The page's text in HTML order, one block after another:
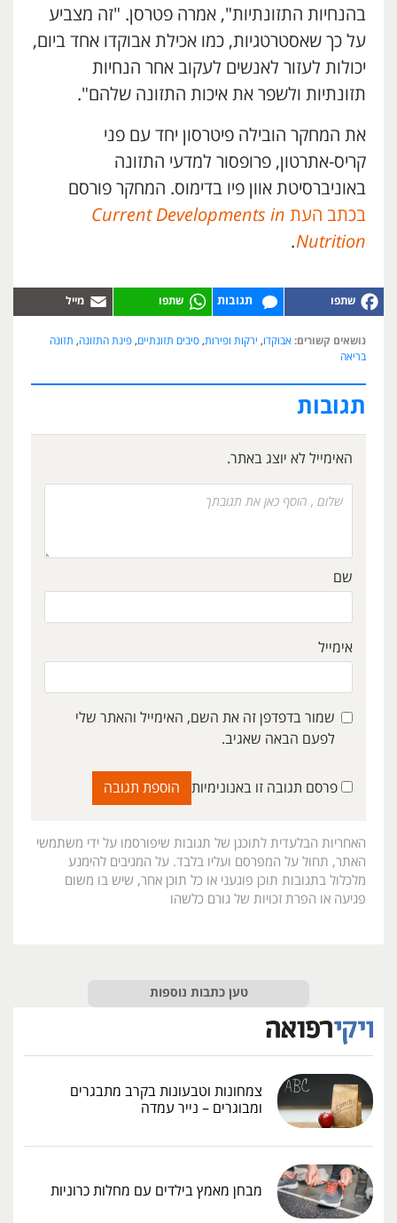
בהנחיות התזונתיות", אמרה פטרסן. "זה מצביע
על כך שאסטרטגיות, כמו אכילת אבוקדו אחד ביום,
יכולות לעזור לאנשים לעקוב אחר הנחיות
תזונתיות ולשפר את איכות התזונה שלהם".
את המחקר הובילה פיטרסון יחד עם פני
קריס-אתרטון, פרופסור למדעי התזונה
באוניברסיטת אוון פיו בדימוס. המחקר פורסם
בכתב העת Current Developments in
Nutrition
.
תגובות
נושאים קשורים: אבוקדו, ירקות ופירות, סיבים תזונתיים, פינת התזונה, תזונה
בריאה
תגובות
האימייל לא יוצג באתר.
שם
אימייל
שמור בדפדפן זה את השם, האימייל והאתר שלי
לפעם הבאה שאגיב.
פרסם תגובה זו באנונימיות
האחריות הבלעדית לתוכנן של תגובות שיפורסמו על ידי משתמשי
האתר, תחול על המפרסם ועליו בלבד. על המגיבים להימנע
מלכלול בתגובות תוכן פוגעני או כל תוכן אחר, שיש בו משום
פגיעה או הפרת זכויות של גורם כלשהו
טען כתבות נוספות
צמחונות וטבעונות בקרב מתבגרים
ומבוגרים – נייר עמדה
מבחן מאמץ בילדים עם מחלות כרוניות